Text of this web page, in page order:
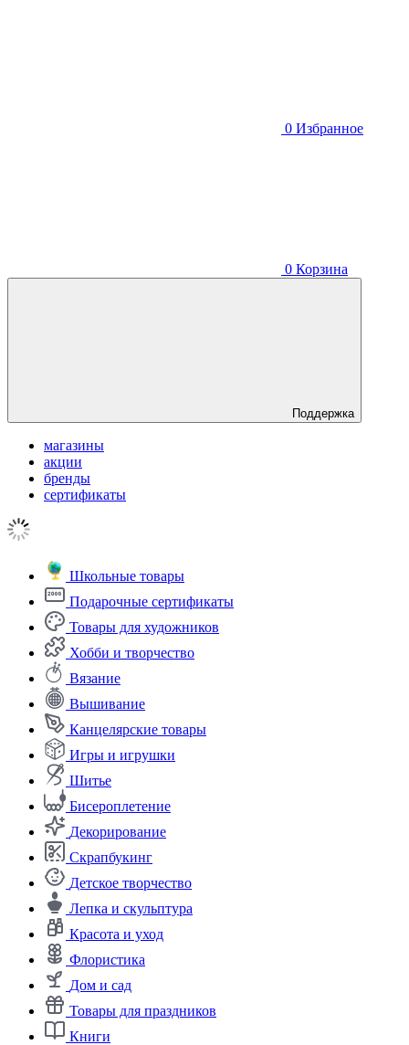
0 Избранное
0 Корзина
Поддержка
магазины
акции
бренды
сертификаты
Школьные товары
Подарочные сертификаты
Товары для художников
Хобби и творчество
Вязание
Вышивание
Канцелярские товары
Игры и игрушки
Шитье
Бисероплетение
Декорирование
Скрапбукинг
Детское творчество
Лепка и скульптура
Красота и уход
Флористика
Дом и сад
Товары для праздников
Книги